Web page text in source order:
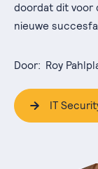
doordat dit voor
nieuwe
Door: Roy
IT